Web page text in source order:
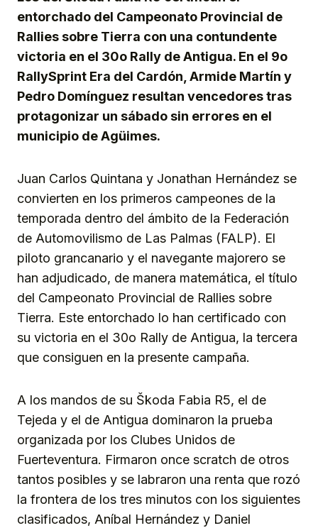
entorchado del Campeonato Provincial de
Rallies sobre Tierra con una contundente
victoria en el 30o Rally de Antigua. En el 9o
RallySprint Era del Cardón, Armide Martín y
Pedro Domínguez resultan vencedores tras
protagonizar un sábado sin errores en el
municipio de Agüimes.
Juan Carlos Quintana y Jonathan Hernández se
convierten en los primeros campeones de la
temporada dentro del ámbito de la Federación
de Automovilismo de Las Palmas (FALP). El
piloto grancanario y el navegante majorero se
han adjudicado, de manera matemática, el título
del Campeonato Provincial de Rallies sobre
Tierra. Este entorchado lo han certificado con
su victoria en el 30o Rally de Antigua, la tercera
que consiguen en la presente campaña.
A los mandos de su Škoda Fabia R5, el de
Tejeda y el de Antigua dominaron la prueba
organizada por los Clubes Unidos de
Fuerteventura. Firmaron once scratch de otros
tantos posibles y se labraron una renta que rozó
la frontera de los tres minutos con los siguientes
clasificados, Aníbal Hernández y Daniel